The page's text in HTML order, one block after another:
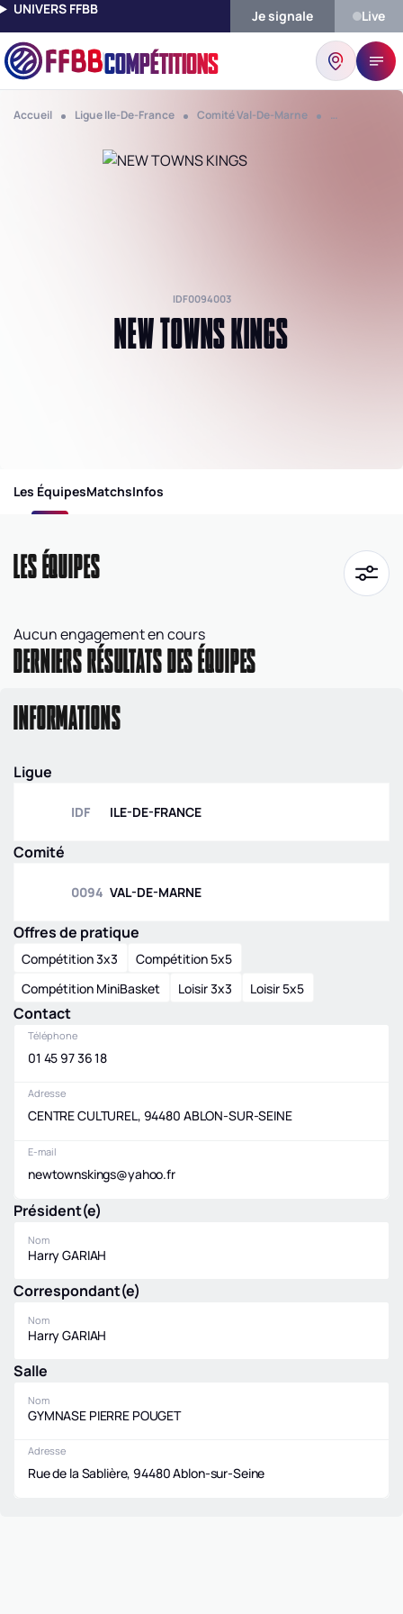
UNIVERS FFBB Je signale Live
COMPÉTITIONS
Accueil Ligue Ile-De-France Comité Val-De-Marne Club New
IDF0094003
NEW TOWNS KINGS
Les ÉquipesMatchsInfos
LES ÉQUIPES
Aucun engagement en cours
DERNIERS RÉSULTATS DES ÉQUIPES
INFORMATIONS
Ligue
IDF ILE-DE-FRANCE
Comité
0094 VAL-DE-MARNE
Offres de pratique
Compétition 3x3
Compétition 5x5
Compétition MiniBasket
Loisir 3x3 Loisir 5x5
Contact
Téléphone
01 45 97 36 18
Adresse
CENTRE CULTUREL, 94480 ABLON-SUR-SEINE
E-mail
newtownskings@yahoo.fr
Président(e)
Nom
Harry GARIAH
Correspondant(e)
Nom
Harry GARIAH
Salle
Nom
GYMNASE PIERRE POUGET
Adresse
Rue de la Sablière, 94480 Ablon-sur-Seine